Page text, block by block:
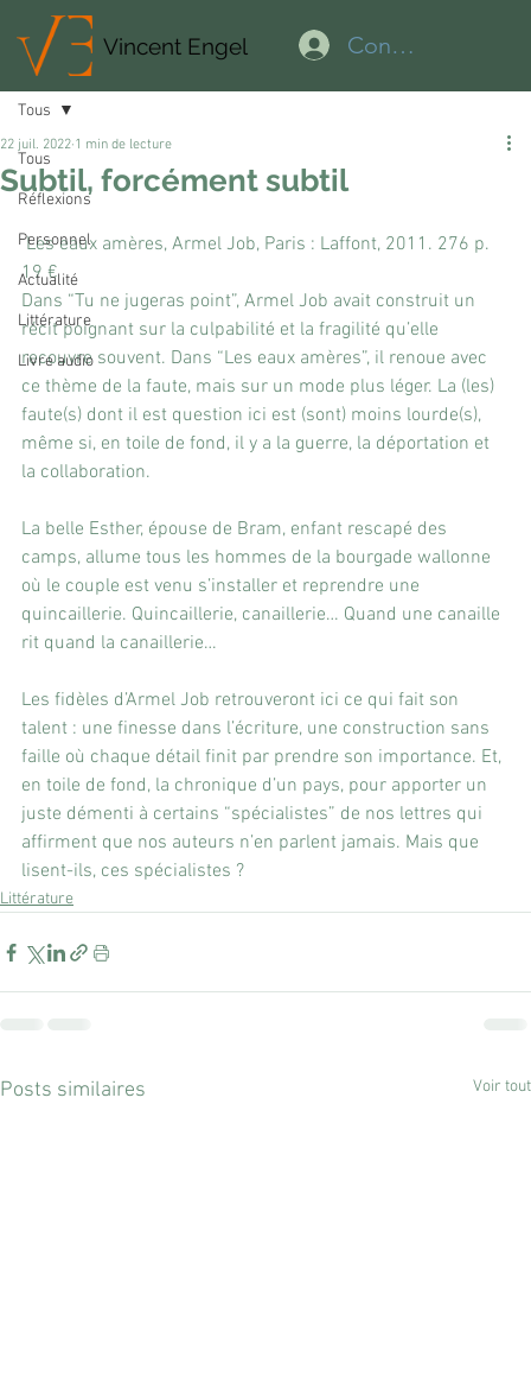
Connexion
Vincent Engel
Tous
Réflexions
Personnel
Actualité
Littérature
Livre audio
Tous
Subtil, forcément subtil
22 juil. 2022 1 min de lecture
Les eaux amères, Armel Job, Paris : Laffont, 2011. 276 p.
19 €
Dans “Tu ne jugeras point”, Armel Job avait construit un
récit poignant sur la culpabilité et la fragilité qu’elle
recouvre souvent. Dans “Les eaux amères”, il renoue avec
ce thème de la faute, mais sur un mode plus léger. La (les)
faute(s) dont il est question ici est (sont) moins lourde(s),
même si, en toile de fond, il y a la guerre, la déportation et
la collaboration.
La belle Esther, épouse de Bram, enfant rescapé des
camps, allume tous les hommes de la bourgade wallonne
où le couple est venu s’installer et reprendre une
quincaillerie. Quincaillerie, canaillerie… Quand une canaille
rit quand la canaillerie…
Les fidèles d’Armel Job retrouveront ici ce qui fait son
talent : une finesse dans l’écriture, une construction sans
faille où chaque détail finit par prendre son importance. Et,
en toile de fond, la chronique d’un pays, pour apporter un
juste démenti à certains “spécialistes” de nos lettres qui
affirment que nos auteurs n’en parlent jamais. Mais que
lisent-ils, ces spécialistes ?
Littérature
Posts similaires Voir tout